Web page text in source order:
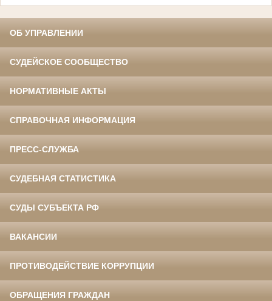
ОБ УПРАВЛЕНИИ
СУДЕЙСКОЕ СООБЩЕСТВО
НОРМАТИВНЫЕ АКТЫ
СПРАВОЧНАЯ ИНФОРМАЦИЯ
ПРЕСС-СЛУЖБА
СУДЕБНАЯ СТАТИСТИКА
СУДЫ СУБЪЕКТА РФ
ВАКАНСИИ
ПРОТИВОДЕЙСТВИЕ КОРРУПЦИИ
ОБРАЩЕНИЯ ГРАЖДАН